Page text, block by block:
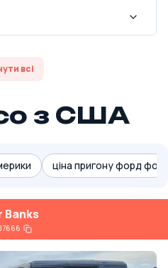
всі
з США
ціна пригону форд
Banks